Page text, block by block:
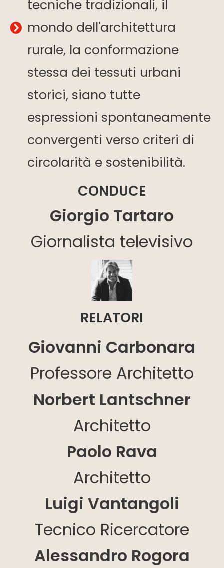
tecniche tradizionali, il
mondo dell'architettura
rurale, la conformazione
stessa dei tessuti urbani
storici, siano tutte
espressioni spontaneamente
convergenti verso criteri di
circolarità e sostenibilità.
CONDUCE
Giorgio Tartaro
Giornalista televisivo
RELATORI
Giovanni Carbonara
Professore Architetto
Norbert Lantschner
Architetto
Paolo Rava
Architetto
Luigi Vantangoli
Tecnico Ricercatore
Alessandro Rogora